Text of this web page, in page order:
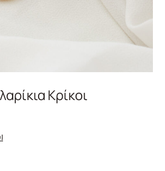
Κρίκοι